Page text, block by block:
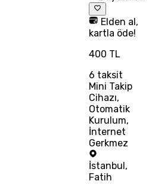
Elden al,
kartla öde!
400 TL
6 taksit
Mini Takip
Cihazı,
Otomatik
Kurulum,
İnternet
Gerkmez
İstanbul ,
Fatih